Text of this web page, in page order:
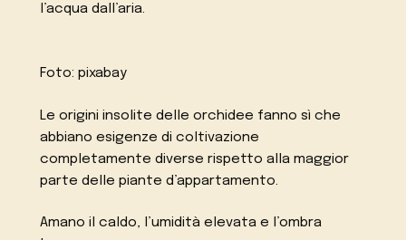
l’acqua dall’aria.
Foto: pixabay
Le origini insolite delle orchidee fanno sì che
abbiano esigenze di coltivazione
completamente diverse rispetto alla maggior
parte delle piante d’appartamento.
Amano il caldo, l’umidità elevata e l’ombra